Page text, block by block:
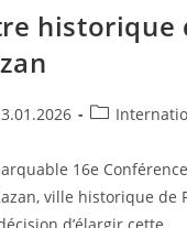
historique
16e
ville historique de